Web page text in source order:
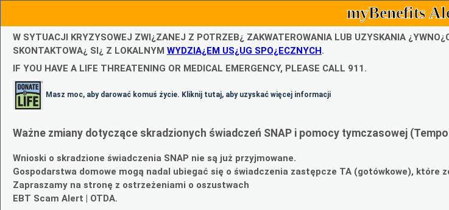
myBenefits
W SYTUACJI KRYZYSOWEJ ZWI¿ZANEJ Z POTRZEB¿ ZAKWATEROWANIA LUB UZYSKANIA
SKONTAKTOWA¿ SI¿ Z LOKALNYM WYDZIA¿EM US¿UG SPO¿ECZNYCH.
IF YOU HAVE A LIFE THREATENING OR MEDICAL EMERGENCY, PLEASE CALL 911.
Masz moc, aby darować komuś życie. Kliknij tutaj, aby uzyskać więcej informacji
Ważne zmiany dotyczące skradzionych świadczeń SNAP i pomocy tymczasowej
Wnioski o skradzione świadczenia SNAP nie są już przyjmowane.
Gospodarstwa domowe mogą nadal ubiegać się o świadczenia zastępcze TA (gotówkowe), które
Zapraszamy na stronę z ostrzeżeniami o oszustwach
EBT Scam Alert | OTDA.